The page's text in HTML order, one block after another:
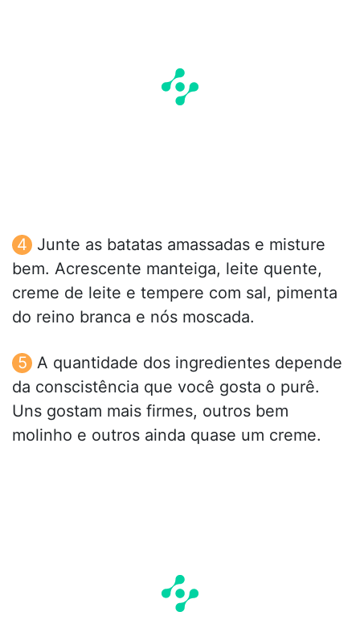
Junte as batatas amassadas e misture
bem. Acrescente manteiga, leite quente,
creme de leite e tempere com sal, pimenta
do reino branca e nós moscada.
A quantidade dos ingredientes depende
da conscistência que você gosta o purê.
Uns gostam mais firmes, outros bem
molinho e outros ainda quase um creme.